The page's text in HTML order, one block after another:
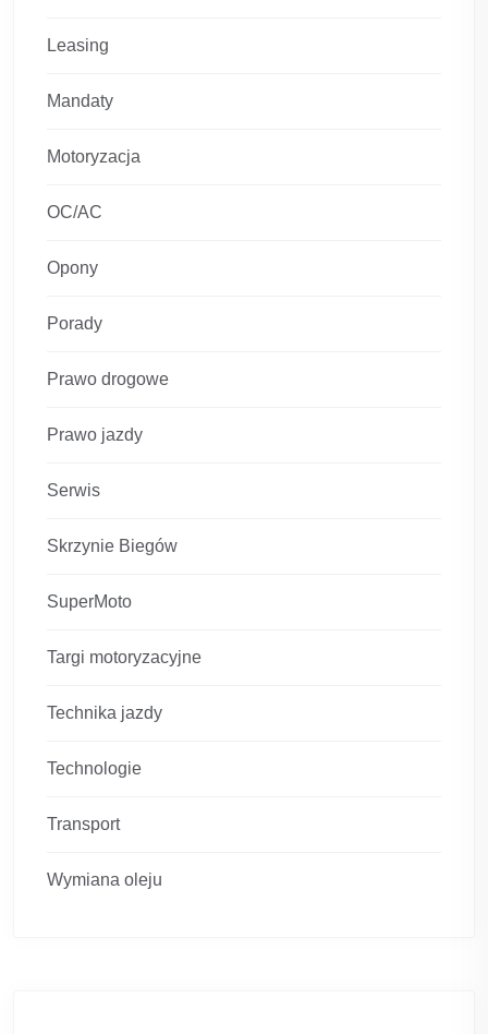
Leasing
Mandaty
Motoryzacja
OC/AC
Opony
Porady
Prawo drogowe
Prawo jazdy
Serwis
Skrzynie Biegów
SuperMoto
Targi motoryzacyjne
Technika jazdy
Technologie
Transport
Wymiana oleju